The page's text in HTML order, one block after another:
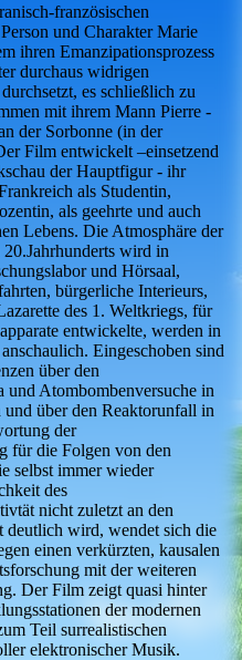
französischen
und Charakter Marie
ihren Emanzipationsprozess
durchaus widrigen
es schließlich zu
mit ihrem Mann Pierre -
der Sorbonne (in der
Film entwickelt –einsetzend
der Hauptfigur - ihr
als Studentin,
als geehrte und auch
Lebens. Die Atmosphäre der
wird in
und Hörsaal,
bürgerliche Interieurs,
des 1. Weltkriegs, für
entwickelte, werden in
Eingeschoben sind
über den
Atombombenversuche in
über den Reaktorunfall in
der
für die Folgen von den
selbst immer wieder
des
nicht zuletzt an den
deutlich wird, wendet sich die
einen verkürzten, kausalen
mit der weiteren
Der Film zeigt quasi hinter
der modernen
Teil surrealistischen
elektronischer Musik.